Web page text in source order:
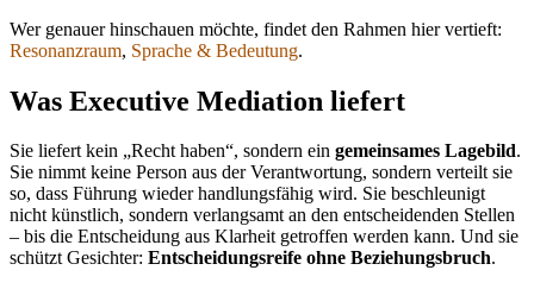
Wer genauer hinschauen möchte, findet den Rahmen hier vertieft:
Resonanzraum, Sprache & Bedeutung.
Was Executive Mediation liefert
Sie liefert kein „Recht haben“, sondern ein gemeinsames Lagebild.
Sie nimmt keine Person aus der Verantwortung, sondern verteilt sie
so, dass Führung wieder handlungsfähig wird. Sie beschleunigt
nicht künstlich, sondern verlangsamt an den entscheidenden Stellen
– bis die Entscheidung aus Klarheit getroffen werden kann. Und sie
schützt Gesichter: Entscheidungsreife ohne Beziehungsbruch.